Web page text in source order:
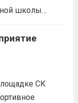
школы
3000 м. с
СК